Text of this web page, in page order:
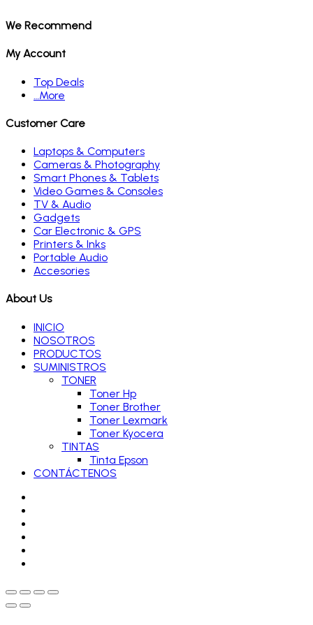
We Recommend
My Account
Top Deals
…More
Customer Care
Laptops & Computers
Cameras & Photography
Smart Phones & Tablets
Video Games & Consoles
TV & Audio
Gadgets
Car Electronic & GPS
Printers & Inks
Portable Audio
Accesories
About Us
INICIO
NOSOTROS
PRODUCTOS
SUMINISTROS
TONER
Toner Hp
Toner Brother
Toner Lexmark
Toner Kyocera
TINTAS
Tinta Epson
CONTÁCTENOS